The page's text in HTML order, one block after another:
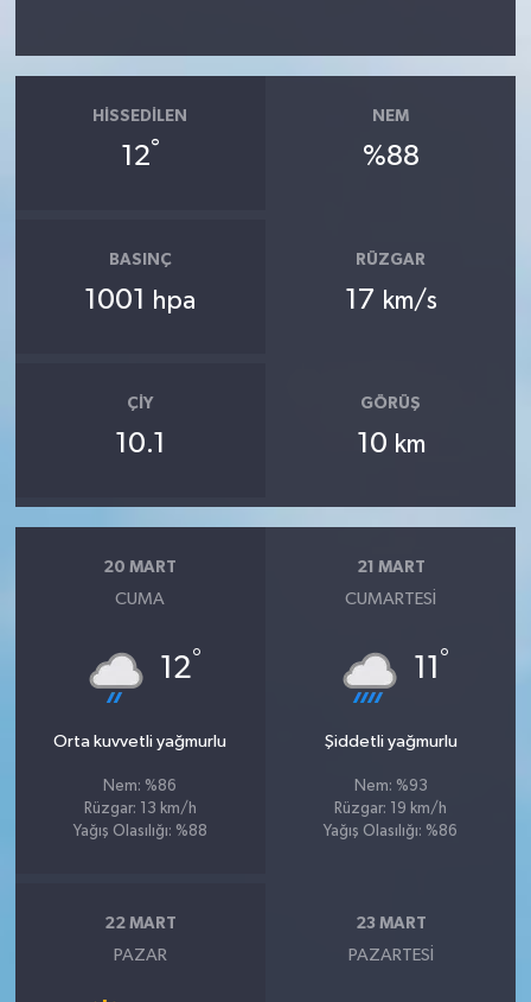
HISSEDILEN
12°
NEM
%88
BASINÇ
1001 hpa
RÜZGAR
17 km/s
ÇIY
10.1
GÖRÜŞ
10 km
20 MART
CUMA
12°
Orta kuvvetli yağmurlu
Nem: %86
Rüzgar: 13 km/h
Yağış Olasılığı: %88
21 MART
CUMARTESI
11 °
Şiddetli yağmurlu
Nem: %93
Rüzgar: 19 km/h
Yağış Olasılığı: %86
22 MART
PAZAR
23 MART
PAZARTESI